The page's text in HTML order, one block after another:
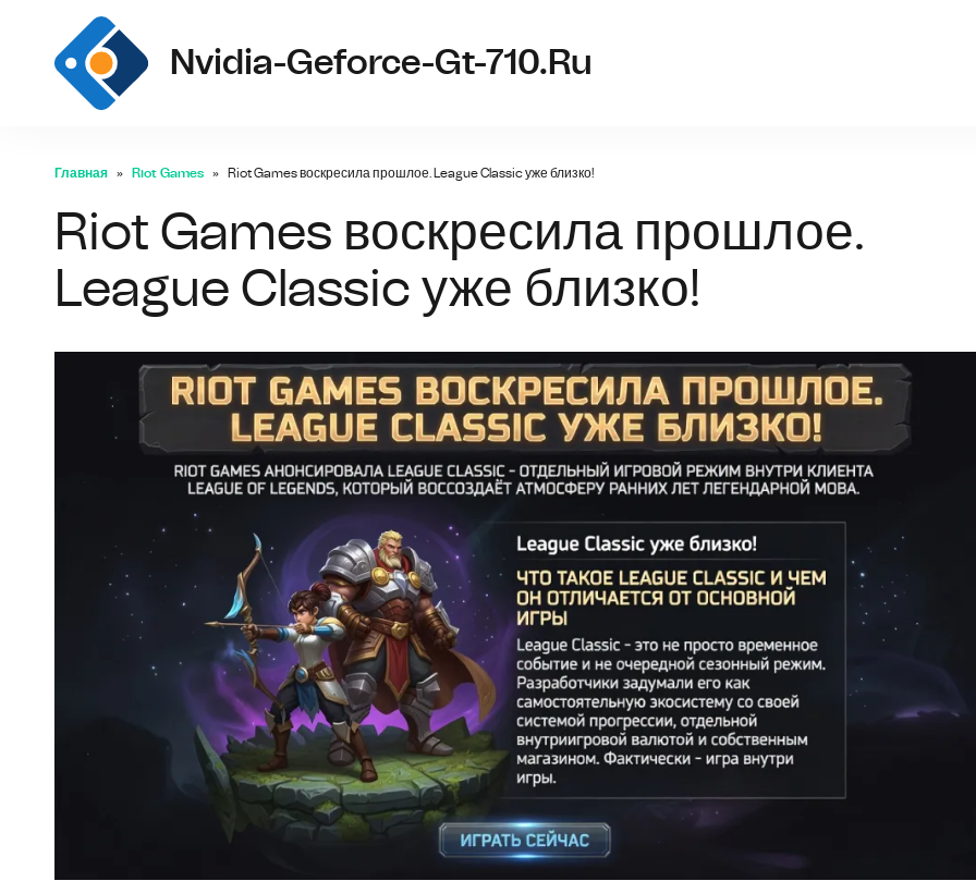
Nvidia-Geforce-Gt-710.ru
Главная Riot Games Riot Games воскресила прошлое. League Classic уже близко!
Riot Games воскресила прошлое.
League Classic уже близко!